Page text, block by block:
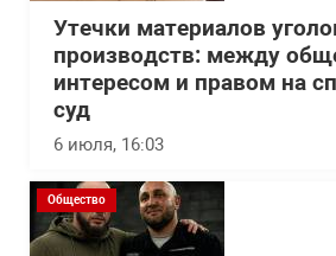
Утечки материалов
производств: между
интересом и правом на
суд
6 июля, 16:03
Общество